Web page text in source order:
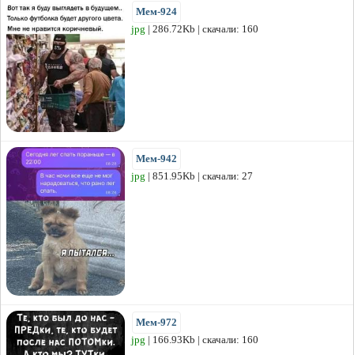
Мем-924
jpg | 286.72Kb | скачали: 160
Мем-942
jpg | 851.95Kb | скачали: 27
Мем-972
jpg | 166.93Kb | скачали: 160